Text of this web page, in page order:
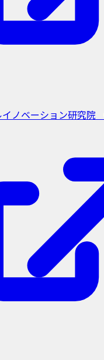
ノベーション研究院